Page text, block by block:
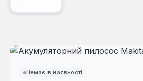
Немає в наявності
Пропустити галерею зображень